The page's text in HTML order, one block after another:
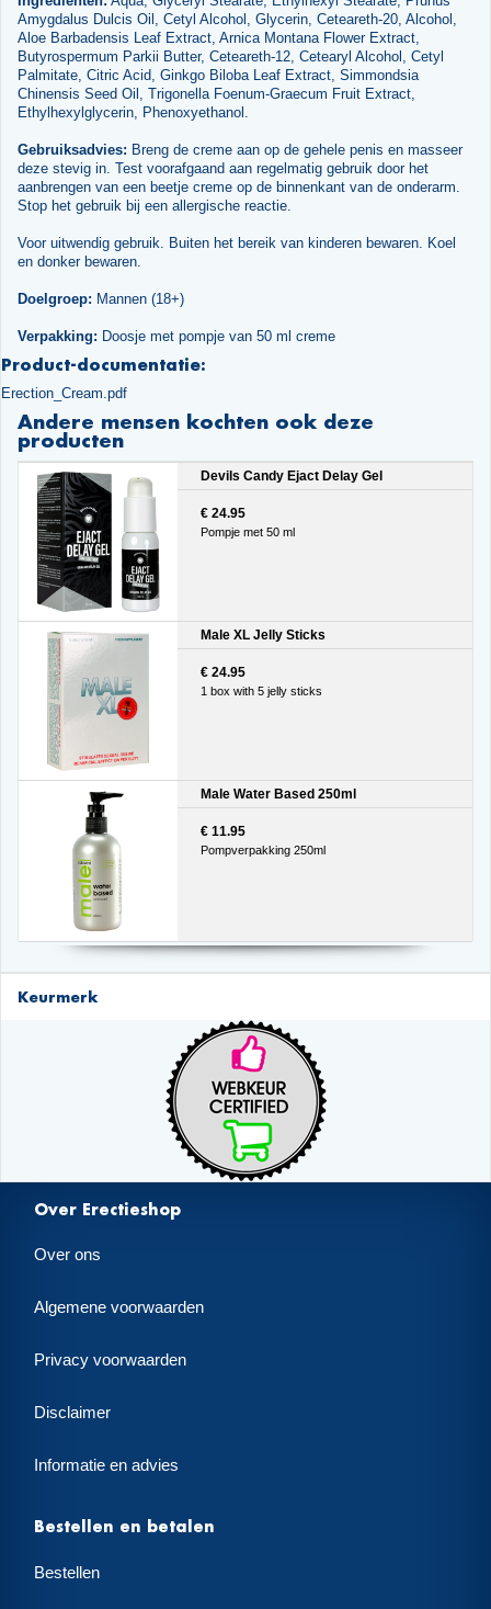
Amygdalus Dulcis Oil, Cetyl Alcohol, Glycerin, Ceteareth-20, Alcohol,
Aloe Barbadensis Leaf Extract, Arnica Montana Flower Extract,
Butyrospermum Parkii Butter, Ceteareth-12, Cetearyl Alcohol, Cetyl
Palmitate, Citric Acid, Ginkgo Biloba Leaf Extract, Simmondsia
Chinensis Seed Oil, Trigonella Foenum-Graecum Fruit Extract,
Ethylhexylglycerin, Phenoxyethanol.
Gebruiksadvies: Breng de creme aan op de gehele penis en masseer
deze stevig in. Test voorafgaand aan regelmatig gebruik door het
aanbrengen van een beetje creme op de binnenkant van de onderarm.
Stop het gebruik bij een allergische reactie.
Voor uitwendig gebruik. Buiten het bereik van kinderen bewaren. Koel
en donker bewaren.
Doelgroep: Mannen (18+)
Verpakking: Doosje met pompje van 50 ml creme
Product-documentatie:
Erection_Cream.pdf
Andere mensen kochten ook deze
producten
Devils Candy Ejact Delay Gel
€ 24.95
Pompje met 50 ml
Male XL Jelly Sticks
€ 24.95
1 box with 5 jelly sticks
Male Water Based 250ml
€ 11.95
Pompverpakking 250ml
Keurmerk
Over Erectieshop
Over ons
Algemene voorwaarden
Privacy voorwaarden
Disclaimer
Informatie en advies
Bestellen en betalen
Bestellen